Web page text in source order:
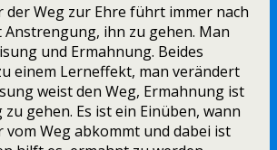
der Weg zur Ehre führt immer nach
ihn zu gehen. Man
und Ermahnung. Beides
einem Lerneffekt, man verändert
weist den Weg, Ermahnung ist
gehen. Es ist ein Einüben, wann
vom Weg abkommt und dabei ist